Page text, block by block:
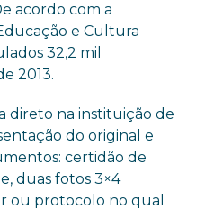
acordo com a
e Cultura
32,2 mil
2013.
direto na instituição de
do original e
certidão de
duas fotos 3×4
ou protocolo no qual